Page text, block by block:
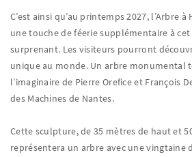
C’est ainsi qu’au printemps 2027, l’Arbre
une touche de féerie supplémentaire à cet
surprenant. Les visiteurs pourront
unique au monde. Un arbre monumental
l’imaginaire de Pierre Orefice et François
des Machines de Nantes.
Cette sculpture, de 35 mètres de haut et
représentera un arbre avec une vingtaine